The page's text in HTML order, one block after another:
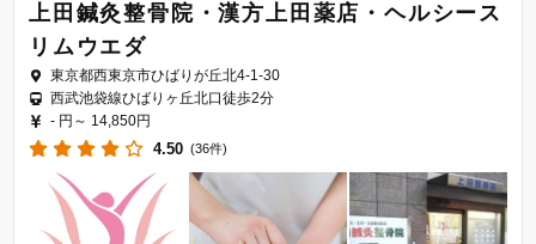
上田鍼灸整骨院・漢方上田薬店・ヘルシース
リムウエダ
東京都西東京市ひばりが丘北4-1-30
西武池袋線ひばりヶ丘北口徒歩2分
- 円～ 14,850円
4.50 (36件)